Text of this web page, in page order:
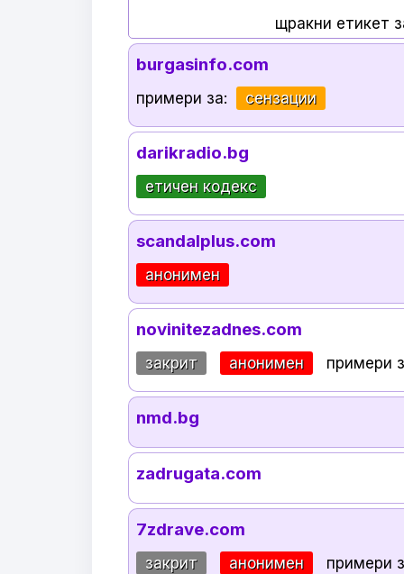
щракни етикет
burgasinfo.com
примери за: сензации
darikradio.bg
етичен кодекс
scandalplus.com
анонимен
novinitezadnes.com
закрит анонимен примери
nmd.bg
zadrugata.com
7zdrave.com
закрит анонимен примери